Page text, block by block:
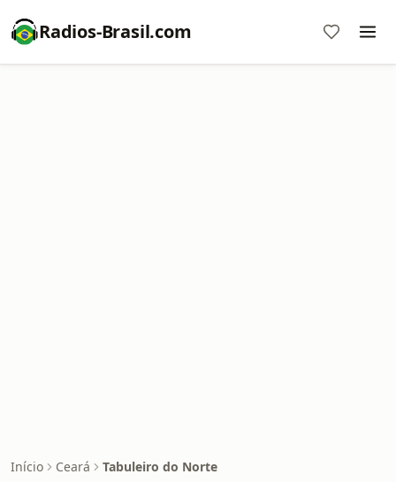
Radios-Brasil.com
Início Ceará Tabuleiro do Norte